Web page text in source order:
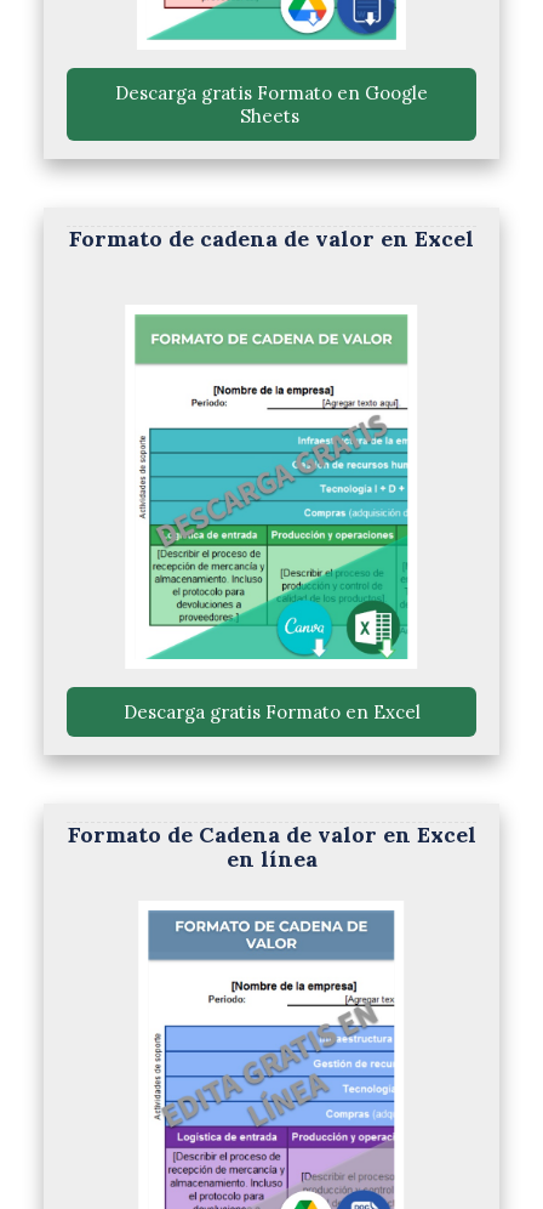
Sheets
Formato de cadena de valor en Excel
Descarga gratis Formato en Excel
Formato de Cadena de valor en Excel
en línea